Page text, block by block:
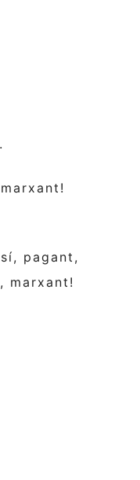
pagant,
marxant!